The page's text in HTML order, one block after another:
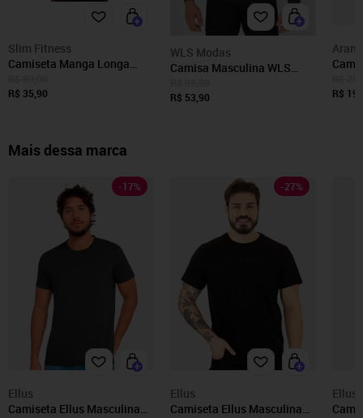
Slim Fitness
Camiseta Manga Longa
Cinza
R$ 35,90
WLS Modas
Camisa Masculina WLS
Segunda Pele Preto
R$ 53,90
R$
Mais dessa marca
-17%
Ellus
Camiseta Ellus Masculina
-27%
Ellus
Camiseta Ellus Masculina
Ellus